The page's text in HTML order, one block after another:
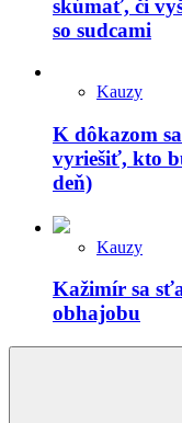
skúmať, či
so sudcami
Kauzy
K dôkazom
vyriešiť, kto
deň)
Kauzy
Kažimír sa
obhajobu